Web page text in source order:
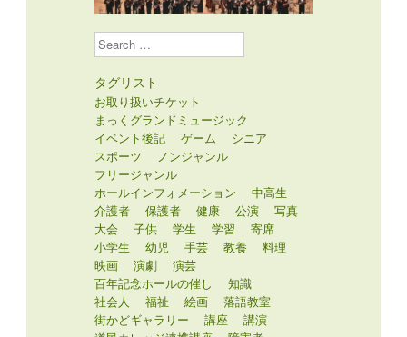
Search
タグリスト
お取り扱いチケット
まっくグランドミュージック
イベント後記
ゲーム
シニア
スポーツ
ノンジャンル
フリージャンル
ホールインフォメーション
中高生
介護者
保護者 健康 公演
写真
大会
子供 学生 学習
寄席
小学生
幼児 手芸 教養
料理
映画
演劇
演芸
百年記念ホールの催し
知識
社会人
福祉 絵画
落語教室
街かどギャラリー
講座
講演